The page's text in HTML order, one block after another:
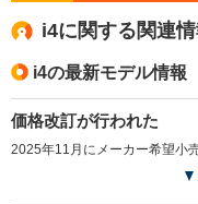
i4に関する関連
i4の最新モデル情報
価格改訂が行われた